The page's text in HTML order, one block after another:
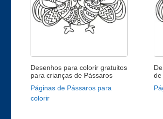
Desenhos para colorir gratuitos
para crianças de Pássaros
Páginas de Pássaros para
colorir
de